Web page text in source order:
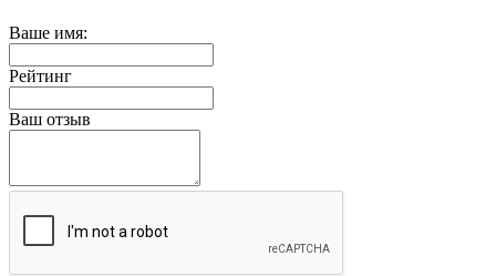
Ваше имя:
Рейтинг
Ваш отзыв